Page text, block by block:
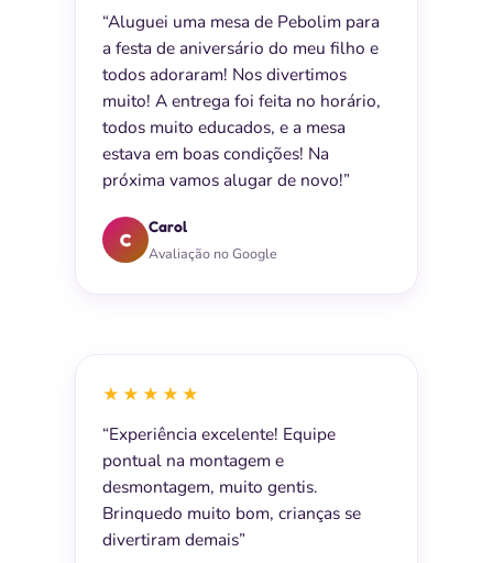
“Aluguei uma mesa de Pebolim para
a festa de aniversário do meu filho e
todos adoraram! Nos divertimos
muito! A entrega foi feita no horário,
todos muito educados, e a mesa
estava em boas condições! Na
próxima vamos alugar de novo!”
C
Carol
Avaliação no Google
★★★★★
“Experiência excelente! Equipe
pontual na montagem e
desmontagem, muito gentis.
Brinquedo muito bom, crianças se
divertiram demais”